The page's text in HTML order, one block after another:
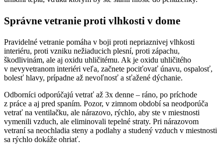
Správne vetranie proti vlhkosti v dome
Pravidelné vetranie pomáha v boji proti nepriaznivej vlhkosti
interiéru, proti vzniku nežiaducich plesní, proti zápachu,
škodlivinám, ale aj oxidu uhličitému. Ak je oxidu uhličitého
v nevyvetranom interiéri veľa, začnete pociťovať únavu, ospalosť,
bolesť hlavy, prípadne až nevoľnosť a sťažené dýchanie.
Odborníci odporúčajú vetrať až 3x denne – ráno, po príchode
z práce a aj pred spaním. Pozor, v zimnom období sa neodporúča
vetrať na ventilačku, ale nárazovo, rýchlo, aby ste v miestnosti
vymenili vzduch, ale eliminovali tepelné straty. Pri nárazovom
vetraní sa neochladia steny a podlahy a studený vzduch v miestnosti
sa rýchlo dokáže ohriať.